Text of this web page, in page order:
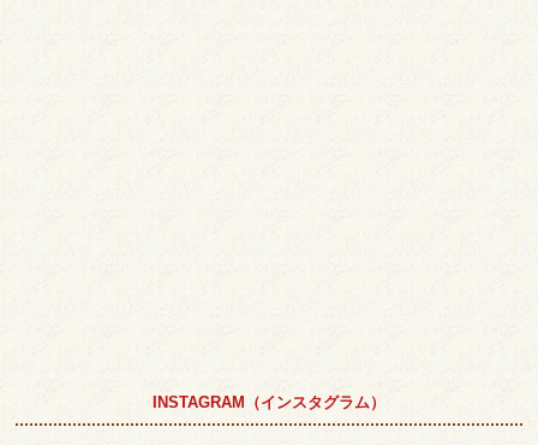
INSTAGRAM（インスタグラム）